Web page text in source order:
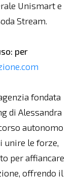
Unismart e
Stream.
per
fondata
di Alessandra
autonomo
unire le forze,
per affiancare
offrendo il